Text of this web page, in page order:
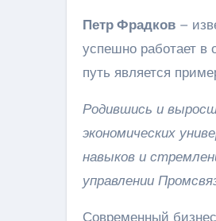
Петр Фрадков –
успешно работает в
путь является
Родившись и
экономических
навыков и
управлении
Современный